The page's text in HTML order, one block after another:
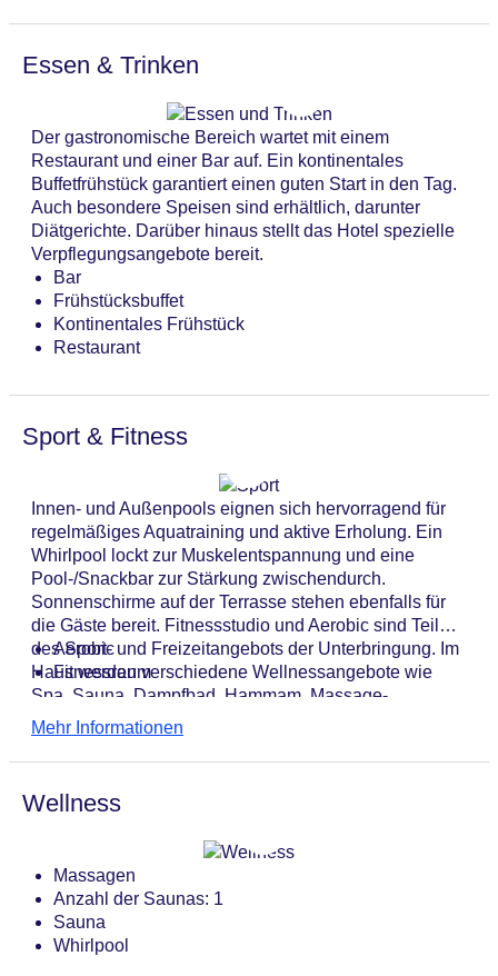
Wäscheservice, eine Münzwäscherei und ein eigener
Shuttlebus. Kostenfrei steht Gästen die Tageszeitung
zur Verfügung.
Letzte umfassende Renovierung: 2015
Anzahl der Konferenzräume: 1
Anzahl der Aufzüge: 1
Haustiere auf Anfrage: gegen Gebühr
Zimmerservice
Sonnenterrasse
Gesamtanzahl der Stockwerke: 8
Gesamtanzahl der Zimmer: 150
Pools:Indoor Pool, Outdoor Pool, Sonnenschirme
am Pool
Zahlungsarten: American Express, Diners Club, EC
Maestro, Mastercard, Visa
Landeskategorie: 5 Sterne
Essen & Trinken
Der gastronomische Bereich wartet mit einem
Restaurant und einer Bar auf. Ein kontinentales
Buffetfrühstück garantiert einen guten Start in den Tag.
Auch besondere Speisen sind erhältlich, darunter
Diätgerichte. Darüber hinaus stellt das Hotel spezielle
Verpflegungsangebote bereit.
Bar
Frühstücksbuffet
Kontinentales Frühstück
Restaurant
Sport & Fitness
Innen- und Außenpools eignen sich hervorragend für
regelmäßiges Aquatraining und aktive Erholung. Ein
Whirlpool lockt zur Muskelentspannung und eine
Pool-/Snackbar zur Stärkung zwischendurch.
Sonnenschirme auf der Terrasse stehen ebenfalls für
die Gäste bereit. Fitnessstudio und Aerobic sind Teil
des Sport- und Freizeitangebots der Unterbringung. Im
Haus werden verschiedene Wellnessangebote wie
Spa, Sauna, Dampfbad, Hammam, Massage-
Anwendungen, Hydrotherapie-Anwendungen und
Ayurveda-Anwendungen offeriert.
Aerobic
Fitnessraum
Mehr Informationen
Wellness
Massagen
Anzahl der Saunas: 1
Sauna
Whirlpool